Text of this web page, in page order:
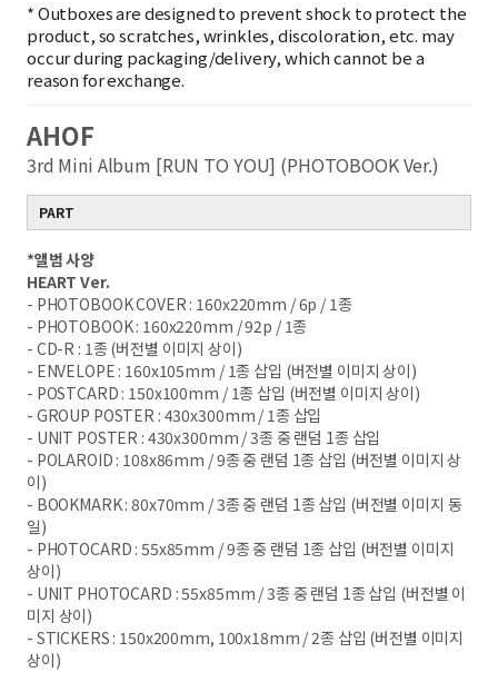
*Outboxes are designed to prevent shock to protect the
product, so scratches, wrinkles, discoloration, etc. may
occur during packaging/delivery, which cannot be a
reason for exchange.
AHOF
3rd Mini Album [RUN TO YOU] (PHOTOBOOK Ver.)
PART
*앨범 사양
HEART Ver.
- PHOTOBOOK COVER : 160x220mm / 6p / 1종
- PHOTOBOOK : 160x220mm / 92p / 1종
- CD-R : 1종 (버전별 이미지 상이)
- ENVELOPE : 160x105mm / 1종 삽입 (버전별 이미지 상이)
- POSTCARD : 150x100mm / 1종 삽입 (버전별 이미지 상이)
- GROUP POSTER : 430x300mm / 1종 삽입
- UNIT POSTER : 430x300mm / 3종 중 랜덤 1종 삽입
- POLAROID : 108x86mm / 9종 중 랜덤 1종 삽입 (버전별 이미지 상
이)
- BOOKMARK : 80x70mm / 3종 중 랜덤 1종 삽입 (버전별 이미지 동
일)
- PHOTOCARD : 55x85mm / 9종 중 랜덤 1종 삽입 (버전별 이미지
상이)
- UNIT PHOTOCARD : 55x85mm / 3종 중 랜덤 1종 삽입 (버전별 이
미지 상이)
- STICKERS : 150x200mm, 100x18mm / 2종 삽입 (버전별 이미지
상이)